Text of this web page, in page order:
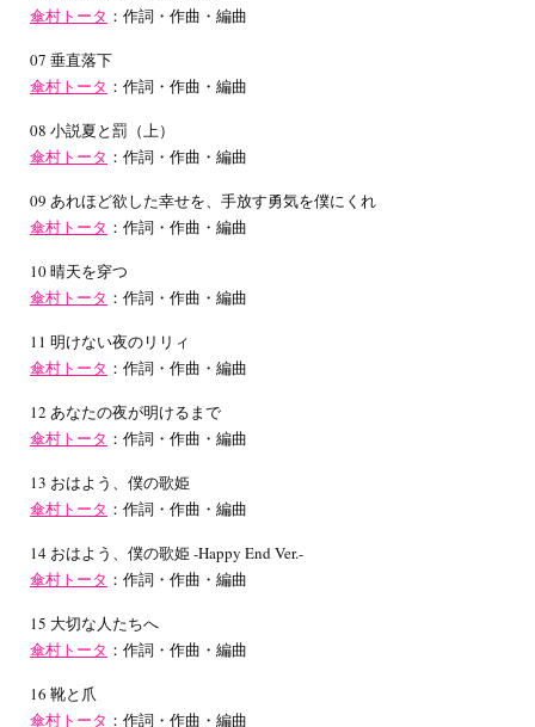
傘村トータ ：作詞・作曲・編曲
07 垂直落下
傘村トータ ：作詞・作曲・編曲
08 小説夏と罰（上）
傘村トータ ：作詞・作曲・編曲
09 あれほど欲した幸せを、手放す勇気を僕にくれ
傘村トータ ：作詞・作曲・編曲
10 晴天を穿つ
傘村トータ ：作詞・作曲・編曲
11 明けない夜のリリィ
傘村トータ ：作詞・作曲・編曲
12 あなたの夜が明けるまで
傘村トータ ：作詞・作曲・編曲
13 おはよう、僕の歌姫
傘村トータ ：作詞・作曲・編曲
14 おはよう、僕の歌姫 -Happy End Ver.-
傘村トータ ：作詞・作曲・編曲
15 大切な人たちへ
傘村トータ ：作詞・作曲・編曲
16 靴と爪
傘村トータ ：作詞・作曲・編曲